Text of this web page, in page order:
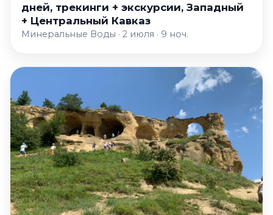
дней, трекинги + экскурсии, Западный
+ Центральный Кавказ
Минеральные Воды · 2 июля · 9 ноч.